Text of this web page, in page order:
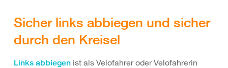
Sicher links abbiegen und sicher
durch den Kreisel
Links abbiegen ist als Velofahrer oder Velofahrerin